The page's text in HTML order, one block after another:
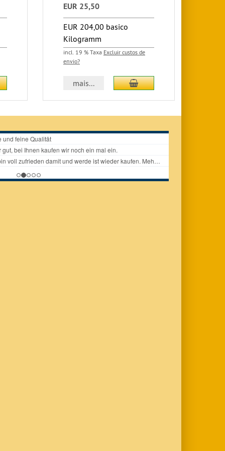
ao carrinho
EUR 25,50
EUR 204,00 basico
Kilogramm
incl. 19 % Taxa Excluir custos de
envio?
mais... Adicionar ao carrinho